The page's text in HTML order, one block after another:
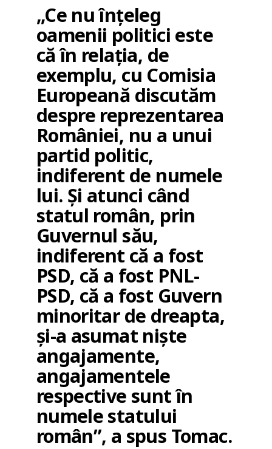
„Ce nu înțeleg
oamenii politici este
că în relația, de
exemplu, cu Comisia
Europeană discutăm
despre reprezentarea
României, nu a unui
partid politic,
indiferent de numele
lui. Și atunci când
statul român, prin
Guvernul său,
indiferent că a fost
PSD, că a fost PNL-
PSD, că a fost Guvern
minoritar de dreapta,
și-a asumat niște
angajamente,
angajamentele
respective sunt în
numele statului
român”, a spus Tomac.